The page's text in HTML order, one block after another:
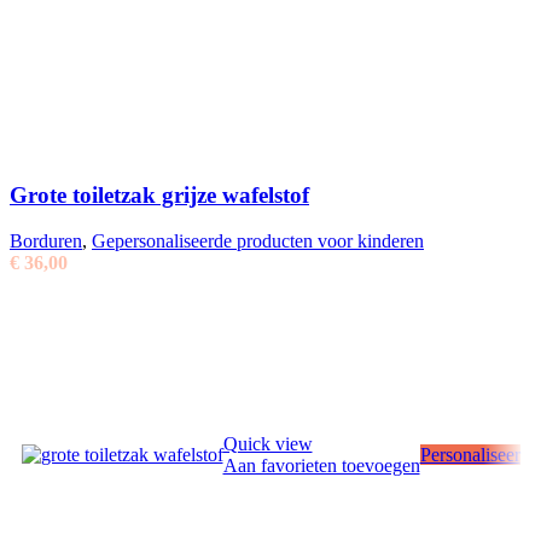
Grote toiletzak grijze wafelstof
Borduren, Gepersonaliseerde producten voor kinderen
€ 36,00
Quick view
Aan favorieten toevoegen
Personaliseer